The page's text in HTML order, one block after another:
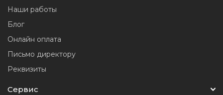
Наши работы
Блог
Онлайн оплата
Письмо директору
Реквизиты
Сервис